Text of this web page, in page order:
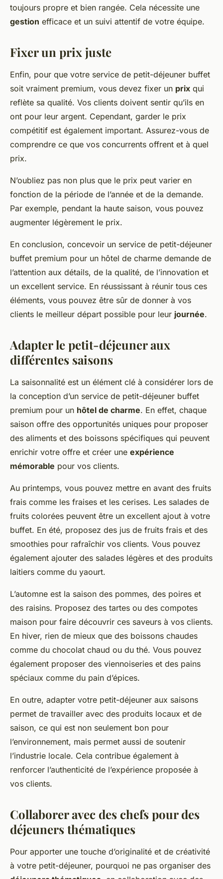
toujours propre et bien rangée. Cela nécessite une
gestion efficace et un suivi attentif de votre équipe.
Fixer un prix juste
Enfin, pour que votre service de petit-déjeuner buffet
soit vraiment premium, vous devez fixer un prix qui
reflète sa qualité. Vos clients doivent sentir qu’ils en
ont pour leur argent. Cependant, garder le prix
compétitif est également important. Assurez-vous de
comprendre ce que vos concurrents offrent et à quel
prix.
N’oubliez pas non plus que le prix peut varier en
fonction de la période de l’année et de la demande.
Par exemple, pendant la haute saison, vous pouvez
augmenter légèrement le prix.
En conclusion, concevoir un service de petit-déjeuner
buffet premium pour un hôtel de charme demande de
l’attention aux détails, de la qualité, de l’innovation et
un excellent service. En réussissant à réunir tous ces
éléments, vous pouvez être sûr de donner à vos
clients le meilleur départ possible pour leur journée.
Adapter le petit-déjeuner aux
différentes saisons
La saisonnalité est un élément clé à considérer lors de
la conception d’un service de petit-déjeuner buffet
premium pour un hôtel de charme. En effet, chaque
saison offre des opportunités uniques pour proposer
des aliments et des boissons spécifiques qui peuvent
enrichir votre offre et créer une expérience
mémorable pour vos clients.
Au printemps, vous pouvez mettre en avant des fruits
frais comme les fraises et les cerises. Les salades de
fruits colorées peuvent être un excellent ajout à votre
buffet. En été, proposez des jus de fruits frais et des
smoothies pour rafraîchir vos clients. Vous pouvez
également ajouter des salades légères et des produits
laitiers comme du yaourt.
L’automne est la saison des pommes, des poires et
des raisins. Proposez des tartes ou des compotes
maison pour faire découvrir ces saveurs à vos clients.
En hiver, rien de mieux que des boissons chaudes
comme du chocolat chaud ou du thé. Vous pouvez
également proposer des viennoiseries et des pains
spéciaux comme du pain d’épices.
En outre, adapter votre petit-déjeuner aux saisons
permet de travailler avec des produits locaux et de
saison, ce qui est non seulement bon pour
l’environnement, mais permet aussi de soutenir
l’industrie locale. Cela contribue également à
renforcer l’authenticité de l’expérience proposée à
vos clients.
Collaborer avec des chefs pour des
déjeuners thématiques
Pour apporter une touche d’originalité et de créativité
à votre petit-déjeuner, pourquoi ne pas organiser des